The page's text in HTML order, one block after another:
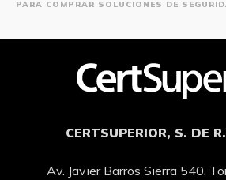
PARA COMPRAR SOLUCIONES DE
CERTSUPERIOR, S. DE
Av. Javier Barros Sierra 540,